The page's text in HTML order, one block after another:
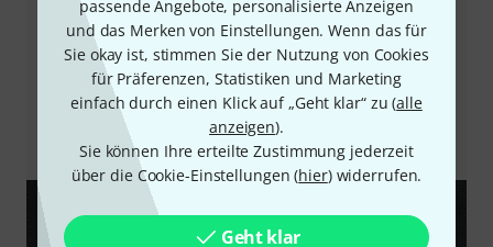
passende Angebote, personalisierte Anzeigen
und das Merken von Einstellungen. Wenn das für
Sie okay ist, stimmen Sie der Nutzung von Cookies
für Präferenzen, Statistiken und Marketing
einfach durch einen Klick auf „Geht klar“ zu (alle
anzeigen).
Sie können Ihre erteilte Zustimmung jederzeit
über die Cookie-Einstellungen (hier) widerrufen.
Geht klar
Entsprechend sind auch Anhebungen möglich. Im
Ergebnis ist die Aufnahme damit zum einen
verwertbar. Zum anderen ermöglicht die 32bit-Float-
Technologie, einfach ohne vorherige Gainanpassung
die Record-Taste zu drücken, um beim besten Take
dabei zu sein.